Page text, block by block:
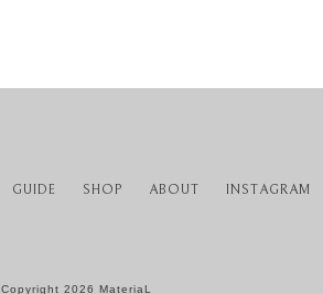
GUIDE SHOP ABOUT INSTAGRAM
Copyright 2026 MateriaL